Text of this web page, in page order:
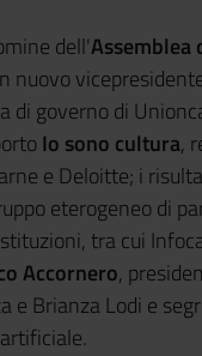
dell'Assemblea
nuovo
di governo di
Io sono cultura,
e Deloitte; i
eterogeneo di
tra cui
Accornero,
e Brianza Lodi e